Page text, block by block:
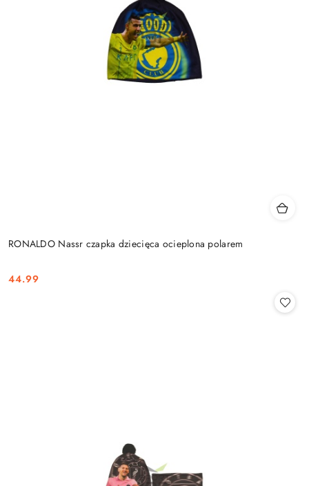
RONALDO Nassr czapka dziecięca ocieplona polarem
Cena:
44.99